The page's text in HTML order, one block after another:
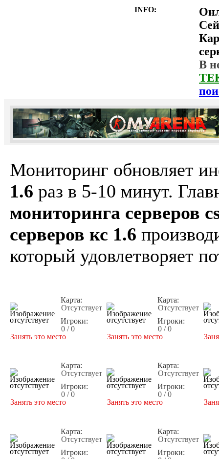
INFO:
В
Мониторинг обновляет
1.6 раз в 5-10 минут.
мониторинга серверов
серверов кс 1.6
который удовлетворяет
Карта:
Отсутствует
Игроки:
0 / 0
Занять это место
Карта:
Отсутствует
Игроки:
0 / 0
Занять это место
Карта:
Отсутствует
Игроки:
0 / 0
Занять это место
Карта:
Отсутствует
Игроки:
0 / 0
Занять это место
Карта:
Отсутствует
Игроки:
Карта:
Отсутствует
Игроки: